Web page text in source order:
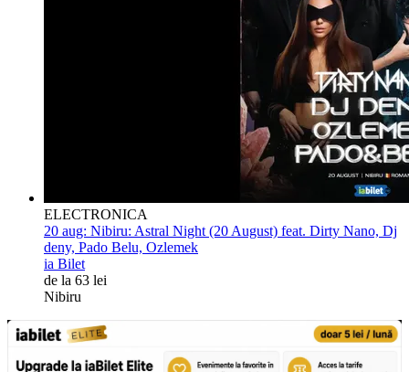
ELECTRONICA
20 aug: Nibiru: Astral Night (20 August) feat. Dirty Nano, Dj
deny, Pado Belu, Ozlemek
ia Bilet
de la 63 lei
Nibiru